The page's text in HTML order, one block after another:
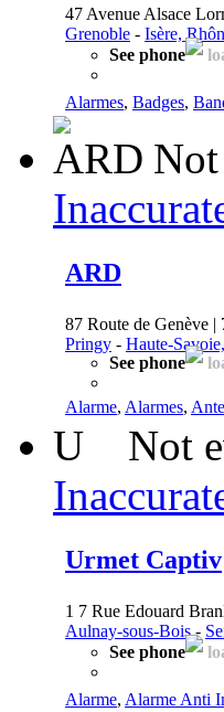
47 Avenue Alsace
Grenoble - Isère,
See phone
Alarmes, Badges,
ARD
87 Route de Genève |
Pringy - Haute-
See phone
Alarme, Alarmes,
U Not
Urmet Captiv
1 7 Rue Edouard
Aulnay-sous-Bois-
See phone
Alarme, Alarme Anti